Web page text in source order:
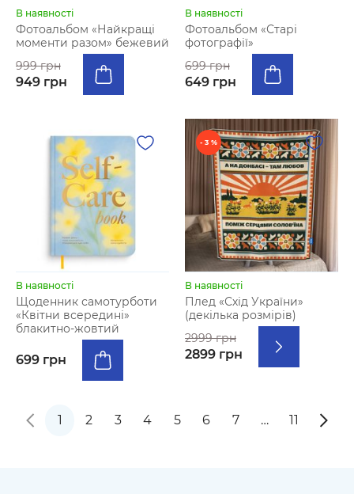
В наявності
Фотоальбом «Найкращі
моменти разом» бежевий
999 грн
949 грн
В наявності
Фотоальбом «‎Старі
фотографії»
699 грн
649 грн
В наявності
Щоденник самотурботи
«Квітни всередині»
блакитно-жовтий
699 грн
- 3 %
В наявності
Плед «Схід України»
(декілька розмірів)
2999 грн
2899 грн
1 2 3 4 5 6 7 … 11